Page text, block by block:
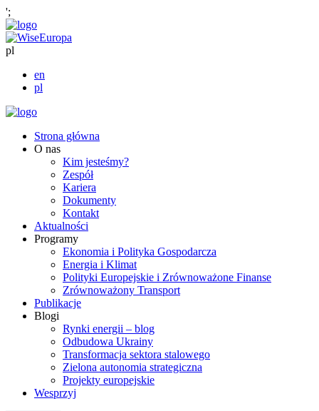
';
pl
en
pl
Strona główna
O nas
Kim jesteśmy?
Zespół
Kariera
Dokumenty
Kontakt
Aktualności
Programy
Ekonomia i Polityka Gospodarcza
Energia i Klimat
Polityki Europejskie i Zrównoważone Finanse
Zrównoważony Transport
Publikacje
Blogi
Rynki energii – blog
Odbudowa Ukrainy
Transformacja sektora stalowego
Zielona autonomia strategiczna
Projekty europejskie
Wesprzyj